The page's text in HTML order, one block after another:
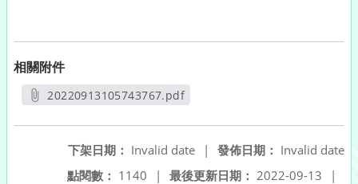
相關附件
20220913105743767.pdf
發佈日期： Invalid date
下架日期： Invalid date
|
最後更新日期： 2022-09-13 |
點閱數： 1140 |